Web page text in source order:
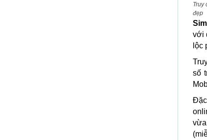
Truy
đẹp
với
lộc
số